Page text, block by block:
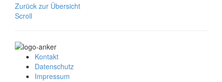
Zurück zur Übersicht
Scroll
Kontakt
Datenschutz
Impressum